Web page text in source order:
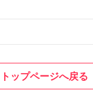
トップページへ戻る